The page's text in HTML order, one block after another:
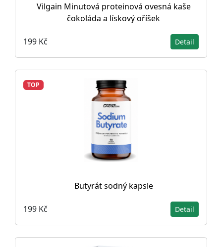
Vilgain Minutová proteinová ovesná kaše
čokoláda a lískový oříšek
199 Kč Detail
TOP
Butyrát sodný kapsle
199 Kč Detail